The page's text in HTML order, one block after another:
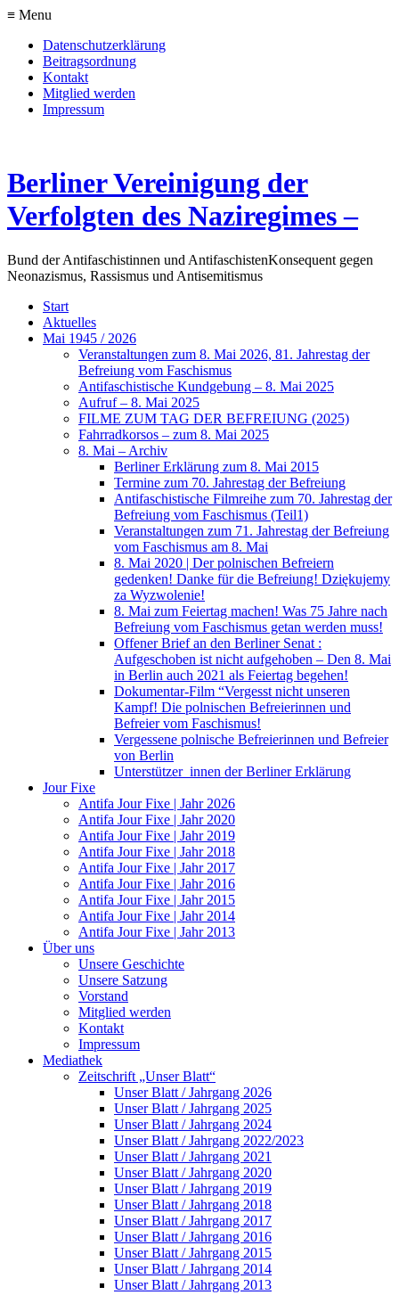
≡ Menu
Datenschutzerklärung
Beitragsordnung
Kontakt
Mitglied werden
Impressum
Berliner Vereinigung der
Verfolgten des Naziregimes –
Bund der Antifaschistinnen und AntifaschistenKonsequent gegen
Neonazismus, Rassismus und Antisemitismus
Start
Aktuelles
Mai 1945 / 2026
Veranstaltungen zum 8. Mai 2026, 81. Jahrestag der
Befreiung vom Faschismus
Antifaschistische Kundgebung – 8. Mai 2025
Aufruf – 8. Mai 2025
FILME ZUM TAG DER BEFREIUNG (2025)
Fahrradkorsos – zum 8. Mai 2025
8. Mai – Archiv
Berliner Erklärung zum 8. Mai 2015
Termine zum 70. Jahrestag der Befreiung
Antifaschistische Filmreihe zum 70. Jahrestag der
Befreiung vom Faschismus (Teil1)
Veranstaltungen zum 71. Jahrestag der Befreiung
vom Faschismus am 8. Mai
8. Mai 2020 | Der polnischen Befreiern
gedenken! Danke für die Befreiung! Dziękujemy
za Wyzwolenie!
8. Mai zum Feiertag machen! Was 75 Jahre nach
Befreiung vom Faschismus getan werden muss!
Offener Brief an den Berliner Senat :
Aufgeschoben ist nicht aufgehoben – Den 8. Mai
in Berlin auch 2021 als Feiertag begehen!
Dokumentar-Film “Vergesst nicht unseren
Kampf! Die polnischen Befreierinnen und
Befreier vom Faschismus!
Vergessene polnische Befreierinnen und Befreier
von Berlin
Unterstützer_innen der Berliner Erklärung
Jour Fixe
Antifa Jour Fixe | Jahr 2026
Antifa Jour Fixe | Jahr 2020
Antifa Jour Fixe | Jahr 2019
Antifa Jour Fixe | Jahr 2018
Antifa Jour Fixe | Jahr 2017
Antifa Jour Fixe | Jahr 2016
Antifa Jour Fixe | Jahr 2015
Antifa Jour Fixe | Jahr 2014
Antifa Jour Fixe | Jahr 2013
Über uns
Unsere Geschichte
Unsere Satzung
Vorstand
Mitglied werden
Kontakt
Impressum
Mediathek
Zeitschrift „Unser Blatt“
Unser Blatt / Jahrgang 2026
Unser Blatt / Jahrgang 2025
Unser Blatt / Jahrgang 2024
Unser Blatt / Jahrgang 2022/2023
Unser Blatt / Jahrgang 2021
Unser Blatt / Jahrgang 2020
Unser Blatt / Jahrgang 2019
Unser Blatt / Jahrgang 2018
Unser Blatt / Jahrgang 2017
Unser Blatt / Jahrgang 2016
Unser Blatt / Jahrgang 2015
Unser Blatt / Jahrgang 2014
Unser Blatt / Jahrgang 2013